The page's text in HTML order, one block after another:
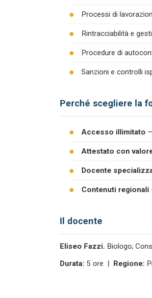
Processi di
Rintracciabilità e
Procedure di
Sanzioni e controlli
Perché scegliere la
Accesso illimitato
Attestato con
Docente
Contenuti regionali
Il docente
Eliseo Fazzi. Biologo;
Durata: 5 ore | Regione: